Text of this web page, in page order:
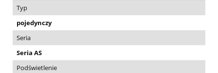
Typ
pojedynczy
Seria
Seria AS
Podświetlenie